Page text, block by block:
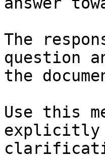
The
question
the
Use this
explicitly